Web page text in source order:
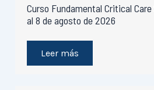
Curso Fundamental Critical
al 8 de agosto de 2026
Leer más